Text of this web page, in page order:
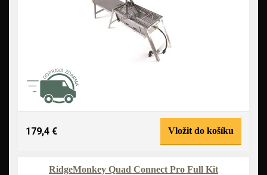
179,4 € Vložit do košíku
RidgeMonkey Quad Connect Pro Full Kit